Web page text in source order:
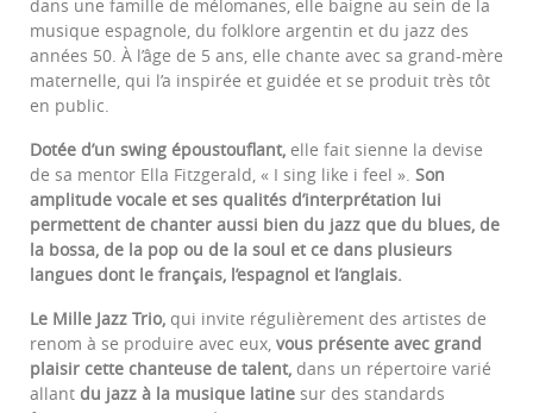
dans une famille de mélomanes, elle baigne au sein de la
musique espagnole, du folklore argentin et du jazz des
années 50. À l’âge de 5 ans, elle chante avec sa grand-mère
maternelle, qui l’a inspirée et guidée et se produit très tôt
en public.
Dotée d’un swing époustouflant, elle fait sienne la devise
de sa mentor Ella Fitzgerald, « I sing like i feel ». Son
amplitude vocale et ses qualités d’interprétation lui
permettent de chanter aussi bien du jazz que du blues, de
la bossa, de la pop ou de la soul et ce dans plusieurs
langues dont le français, l’espagnol et l’anglais.
Le Mille Jazz Trio, qui invite régulièrement des artistes de
renom à se produire avec eux, vous présente avec grand
plaisir cette chanteuse de talent, dans un répertoire varié
allant du jazz à la musique latine sur des standards